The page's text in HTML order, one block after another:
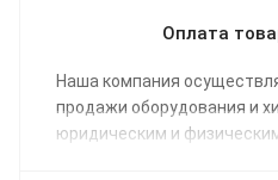
Оплата
Наша компания
продажи оборудования и
юридическим и